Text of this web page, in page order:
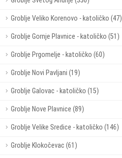
Groblje Veliko Korenovo - katoličko (47)
Groblje Gornje Plavnice - katoličko (51)
Groblje Prgomelje - katoličko (60)
Groblje Novi Pavljani (19)
Groblje Galovac - katoličko (15)
Groblje Nove Plavnice (89)
Groblje Velike Sredice - katoličko (146)
Groblje Klokočevac (61)